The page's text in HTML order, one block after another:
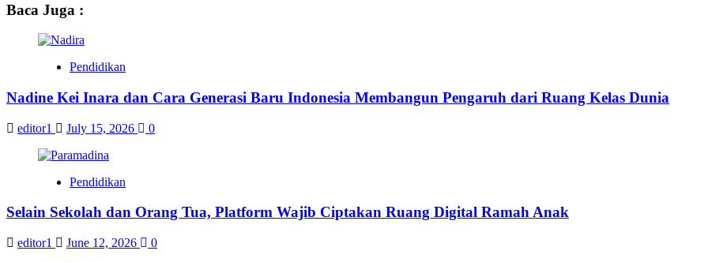
Baca Juga :
Pendidikan
Nadine Kei Inara dan Cara Generasi Baru Indonesia Membangun Pengaruh dari Ruang Kelas Dunia
editor1 July 15, 2026 0
Pendidikan
Selain Sekolah dan Orang Tua, Platform Wajib Ciptakan Ruang Digital Ramah Anak
editor1 June 12, 2026 0